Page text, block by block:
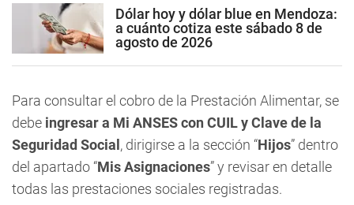
Dólar hoy y dólar blue en Mendoza:
a cuánto cotiza este sábado 8 de
agosto de 2026
Para consultar el cobro de la Prestación Alimentar, se
debe ingresar a Mi ANSES con CUIL y Clave de la
Seguridad Social , dirigirse a la sección “Hijos” dentro
del apartado “Mis Asignaciones” y revisar en detalle
todas las prestaciones sociales registradas.